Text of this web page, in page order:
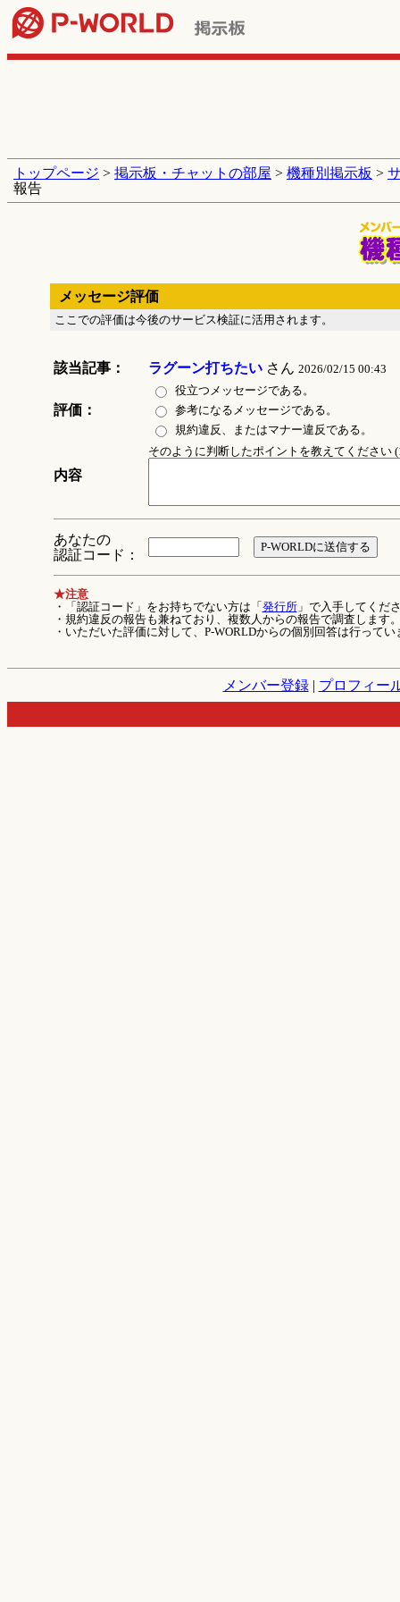
トップページ > 掲示板・チャットの部屋 > 機種別掲示板 >
報告
メッセージ評価
ここでの評価は今後のサービス検証に活用されます。
該当記事： ラグーン打ちたいさん 2026/02/15 00:43
評価：
役立つメッセージである。
参考になるメッセージである。
規約違反、またはマナー違反である。
内容
そのように判断したポイントを教えてください
あなたの
認証コード：
★注意
・「認証コード」をお持ちでない方は「 発行所」で入手してくだ
・規約違反の報告も兼ねており、複数人からの報告で調査します
・いただいた評価に対して、P-WORLDからの個別回答は行ってい
メンバー登録| プロフィー